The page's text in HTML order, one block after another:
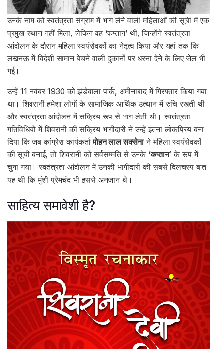
उनके नाम को स्वतंत्रता संग्राम में भाग लेने वाली महिलाओं की सूची में एक
प्रमुख स्थान नहीं मिला, लेकिन वह ‘कप्तान’ थीं, जिन्होंने स्वतंत्रता
आंदोलन के दौरान महिला स्वयंसेवकों का नेतृत्व किया और यहां तक ​​कि
लखनऊ में विदेशी सामान बेचने वाली दुकानों पर धरना देने के लिए जेल भी
गई।
उन्हें 11 नवंबर 1930 को झंडेवाला पार्क, अमीनाबाद में गिरफ्तार किया गया
था। शिवरानी हमेशा लोगों के सामाजिक आर्थिक उत्थान में रुचि रखती थी
और स्वतंत्रता आंदोलन में सक्रिय रूप से भाग लेती थी। स्वतंत्रता
गतिविधियों में शिवरानी की सक्रिय भागीदारी ने उन्हें इतना लोकप्रिय बना
दिया कि जब कांग्रेस कार्यकर्तामोहन लाल सक्सेनाने महिला स्वयंसेवकों
की सूची बनाई, तो शिवरानी को सर्वसम्मति से उनके ‘कप्तान’ के रूप में
चुना गया। स्वतंत्रता आंदोलन में उनकी भागीदारी की सबसे दिलचस्प बात
यह थी कि मुंशी प्रेमचंद भी इससे अनजान थे।
साहित्य समावेशी है?